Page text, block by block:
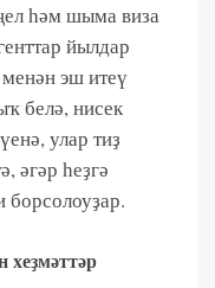
һәм шыма виза
йылдар
эш итеү
белә, нисек
улар тиҙ
әгәр һеҙгә
борсолоуҙар.
хеҙмәттәр